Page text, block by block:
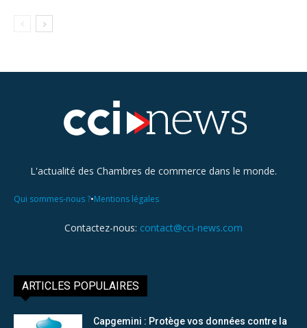
L'actualité des Chambres de commerce dans le monde.
Qui sommes-nous ?•Mentions légales
Contactez-nous: contact@cci-news.com
ARTICLES POPULAIRES
Capgemini : Protège vos données contre la